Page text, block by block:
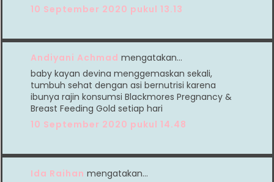
10 September 2020 pukul 13.13
Andiyani Achmad mengatakan…
baby kayan devina menggemaskan sekali,
tumbuh sehat dengan asi bernutrisi karena
ibunya rajin konsumsi Blackmores Pregnancy &
Breast Feeding Gold setiap hari
10 September 2020 pukul 14.48
Ida Raihan mengatakan…